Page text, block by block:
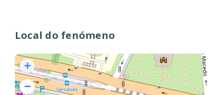
Local do fenómeno
+
−